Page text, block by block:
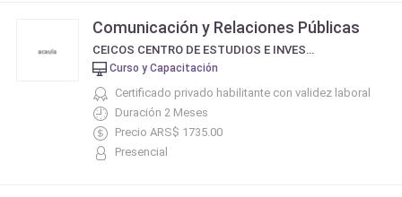
Comunicación y Relaciones Públicas
CEICOS CENTRO DE ESTUDIOS E INVESTIGACIÓN EN COMUNICACIÓN SOCIAL
Curso y Capacitación
Certificado privado habilitante con validez laboral
Duración 2 Meses
Precio ARS$ 1735.00
Presencial